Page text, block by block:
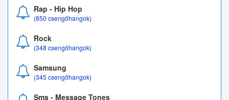
Rap - Hip Hop
(850 csengőhangok)
Rock
(348 csengőhangok)
Samsung
(345 csengőhangok)
Sms - Message Tones